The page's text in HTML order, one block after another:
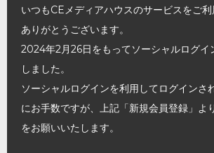
いつもCEメディアハウスのサービスをご
ありがとうございます。
2024年2月26日をもってソーシャルログイ
しました。
ソーシャルログインを利用してログインさ
にお手数ですが、上記「新規会員登録」よ
をお願いいたします。